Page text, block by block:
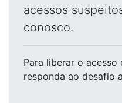
acessos
conosco.
Para liberar o acesso
responda ao desafio